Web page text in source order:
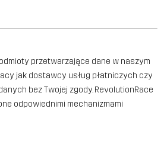
przetwarzające dane w naszym
jak dostawcy usług płatniczych czy
bez Twojej zgody. RevolutionRace
odpowiednimi mechanizmami